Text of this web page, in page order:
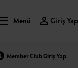
Giriş Yap
Menü
Member Club Giriş Yap